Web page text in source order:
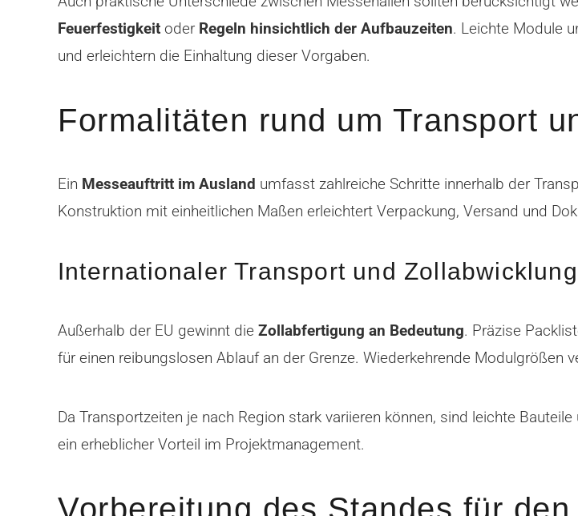
Feuerfestigkeit oder Regeln hinsichtlich der Aufbauzeiten. Leichte Module
und erleichtern die Einhaltung dieser Vorgaben.
Formalitäten rund um Transport
Ein Messeauftritt im Ausland umfasst zahlreiche Schritte innerhalb der
Konstruktion mit einheitlichen Maßen erleichtert Verpackung, Versand und
Internationaler Transport und Zollabwicklung
Außerhalb der EU gewinnt die Zollabfertigung an Bedeutung. Präzise
für einen reibungslosen Ablauf an der Grenze. Wiederkehrende Modulgrößen
Da Transportzeiten je nach Region stark variieren können, sind leichte
ein erheblicher Vorteil im Projektmanagement.
Vorbereitung des Standes für